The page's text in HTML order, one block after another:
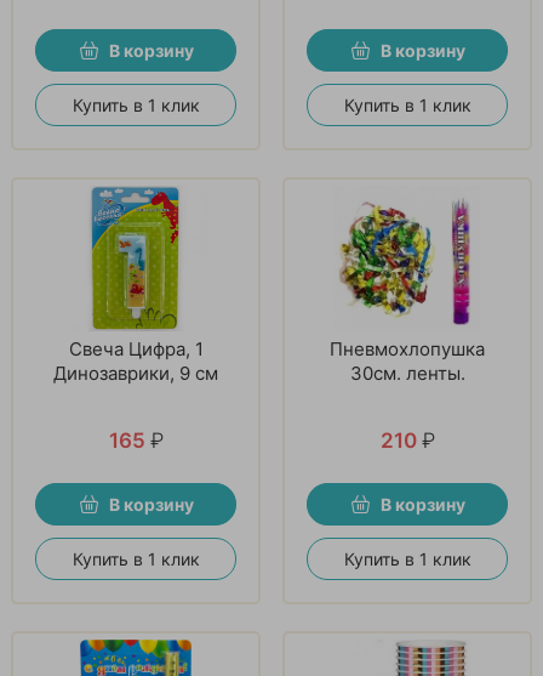
В корзину
Купить в 1 клик
В корзину
Купить в 1 клик
Свеча Цифра, 1
Динозаврики, 9 см
165 ₽
В корзину
Купить в 1 клик
Пневмохлопушка
30см. ленты.
210 ₽
В корзину
Купить в 1 клик